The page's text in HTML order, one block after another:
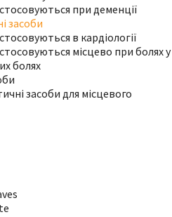
при деменції
засоби
в кардіології
місцево при болях у
болях
засоби для місцевого